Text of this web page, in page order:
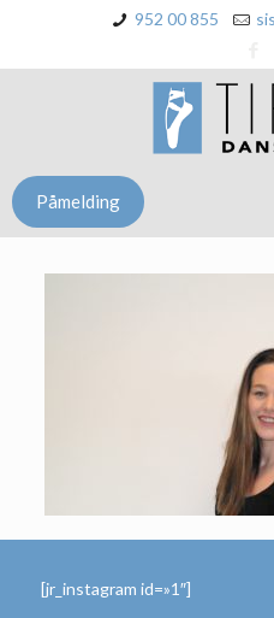
952 00 855
Påmelding
[jr_instagram id=»1″]